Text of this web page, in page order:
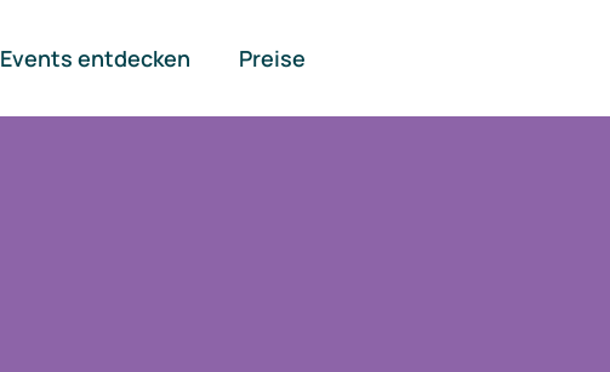
Events entdecken Preise